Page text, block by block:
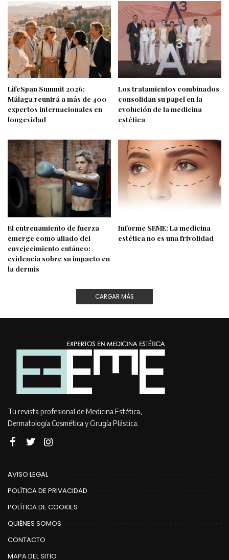
LifeSpan Summit 2026:
Málaga reunirá a más de 400
expertos internacionales en
longevidad
Los tratamientos combinados
consolidan su papel en la
evolución de la medicina
estética
El entrenamiento de fuerza
emerge como aliado del
envejecimiento cutáneo:
evidencia sobre su impacto en
la dermis
Informe SEME: La medicina
estética no es una frivolidad
CARGAR MÁS
Tu revista profesional de Medicina Estética,
Dermatología Cosmética y Cirugía Plástica.
AVISO LEGAL
POLÍTICA DE PRIVACIDAD
POLÍTICA DE COOKIES
QUIÉNES SOMOS
CONTACTO
MAPA DEL SITIO